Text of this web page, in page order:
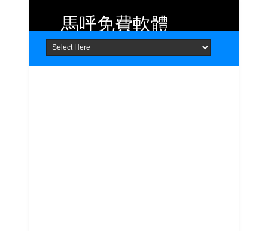
Home About Contact
馬呼免費軟體
提供 Android、iOS 好用的手機應用
程式及 Windows 免費軟體